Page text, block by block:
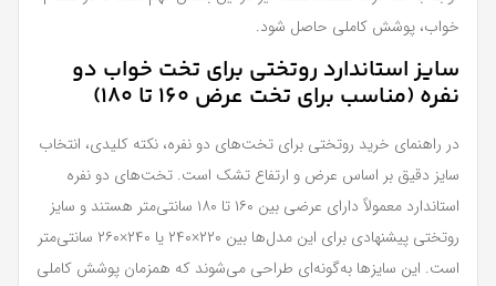
خواب، پوشش کاملی حاصل شود.
سایز استاندارد روتختی برای تخت خواب دو
نفره (مناسب برای تخت عرض ۱۶۰ تا ۱۸۰)
در راهنمای خرید روتختی برای تخت‌های دو نفره، نکته کلیدی، انتخاب
سایز دقیق بر اساس عرض و ارتفاع تشک است. تخت‌های دو نفره
استاندارد معمولاً دارای عرضی بین ۱۶۰ تا ۱۸۰ سانتی‌متر هستند و سایز
روتختی پیشنهادی برای این مدل‌ها بین ۲۲۰×۲۴۰ یا ۲۴۰×۲۶۰ سانتی‌متر
است. این سایزها به‌گونه‌ای طراحی می‌شوند که همزمان پوشش کاملی